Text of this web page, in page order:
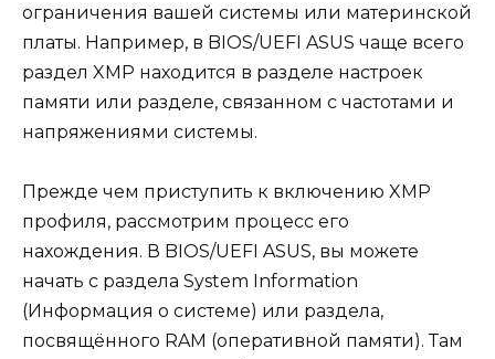
ограничения вашей системы или материнской
платы. Например, в BIOS/UEFI ASUS чаще всего
раздел XMP находится в разделе настроек
памяти или разделе, связанном с частотами и
напряжениями системы.
Прежде чем приступить к включению XMP
профиля, рассмотрим процесс его
нахождения. В BIOS/UEFI ASUS, вы можете
начать с раздела System Information
(Информация о системе) или раздела,
посвящённого RAM (оперативной памяти). Там